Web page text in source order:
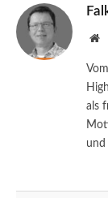
als
und